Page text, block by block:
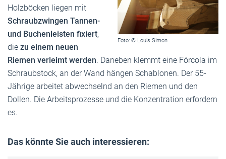
Foto: © Louis Simon
Holzböcken liegen mit
Schraubzwingen Tannen-
und Buchenleisten fixiert,
die zu einem neuen
Riemen verleimt werden. Daneben klemmt eine Fórcola im
Schraubstock, an der Wand hängen Schablonen. Der 55-
Jährige arbeitet abwechselnd an den Riemen und den
Dollen. Die Arbeitsprozesse und die Konzentration erfordern
es.
Das könnte Sie auch interessieren: